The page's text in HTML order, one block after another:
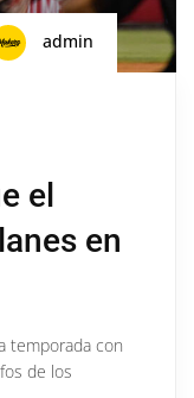
admin
el
en
temporada con
de los